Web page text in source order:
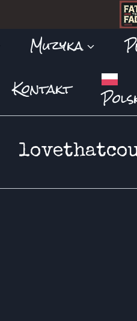
Muzyka
Kontakt